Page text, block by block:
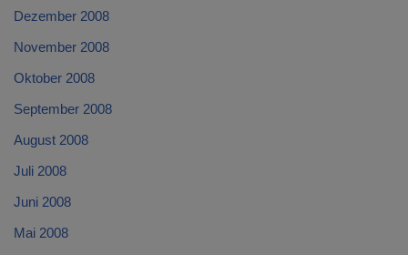
Dezember 2008
November 2008
Oktober 2008
September 2008
August 2008
Juli 2008
Juni 2008
Mai 2008